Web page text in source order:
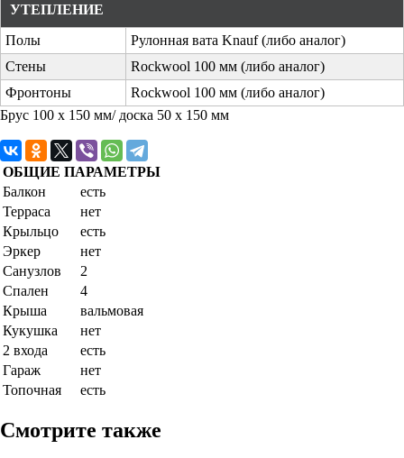
УТЕПЛЕНИЕ
Полы
Рулонная вата Knauf (либо аналог)
Стены
Rockwool 100 мм (либо аналог)
Фронтоны
Rockwool 100 мм (либо аналог)
Брус 100 х 150 мм/ доска 50 х 150 мм
ОБЩИЕ ПАРАМЕТРЫ
Балкон
есть
Терраса
нет
Крыльцо
есть
Эркер
нет
Санузлов
2
Спален
4
Крыша
вальмовая
Кукушка
нет
2 входа
есть
Гараж
нет
Топочная
есть
Смотрите также